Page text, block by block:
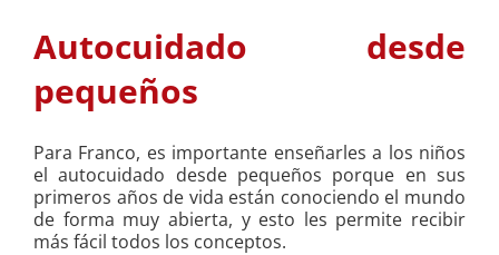
Autocuidado desde
pequeños
Para Franco, es importante enseñarles a los niños
el autocuidado desde pequeños porque en sus
primeros años de vida están conociendo el mundo
de forma muy abierta, y esto les permite recibir
más fácil todos los conceptos.